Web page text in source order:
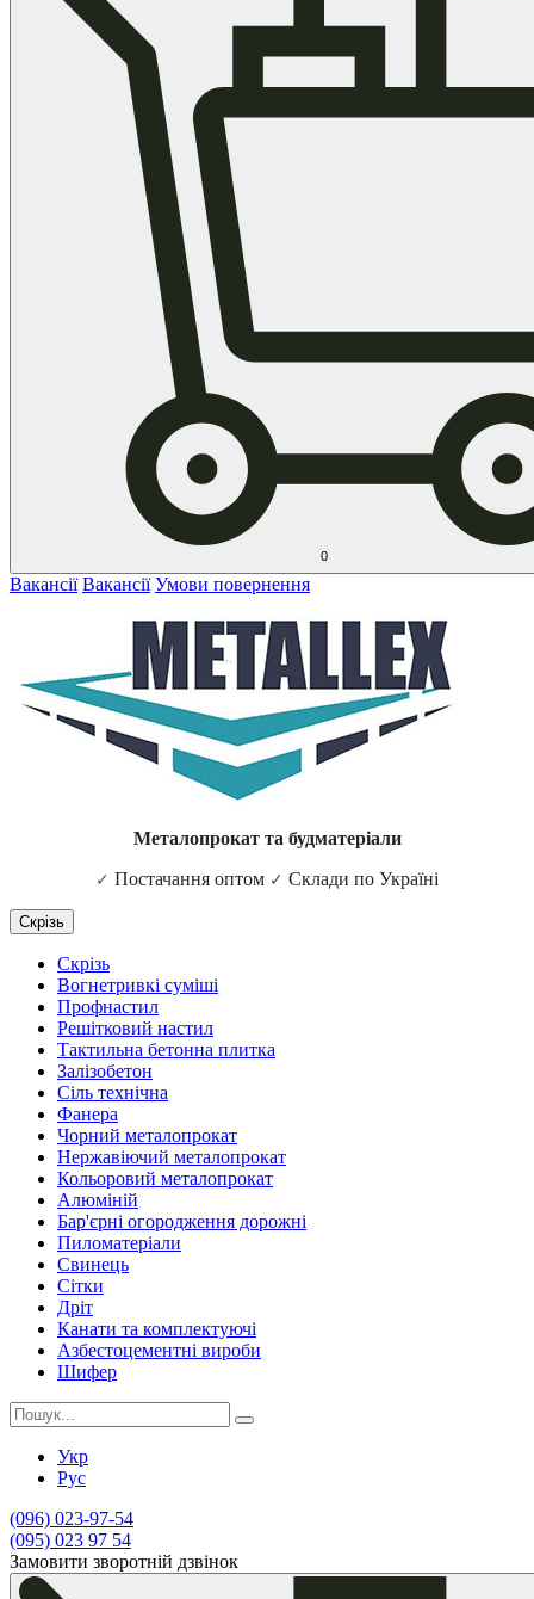
0
Вакансії Вакансії Умови повернення
Металопрокат та будматеріали
✓ Постачання оптом ✓ Склади по Україні
Скрізь
Скрізь
Вогнетривкі суміші
Профнастил
Решітковий настил
Тактильна бетонна плитка
Залізобетон
Сіль технічна
Фанера
Чорний металопрокат
Нержавіючий металопрокат
Кольоровий металопрокат
Алюміній
Бар'єрні огородження дорожні
Пиломатеріали
Cвинець
Сітки
Дріт
Канати та комплектуючі
Азбестоцементні вироби
Шифер
Укр
Рус
(096) 023-97-54
(095) 023 97 54
Замовити зворотній дзвінок